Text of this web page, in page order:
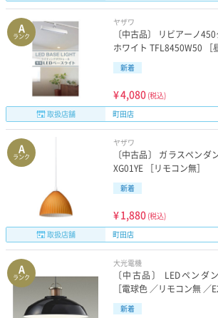
A
ランク
ヤザワ
〔中古品〕 リビアーノ
ホワイト TFL8450W50 ［
新着
¥4,080 (税込)
取扱店舗
町田店
A
ランク
ヤザワ
〔中古品〕 ガラスペン
XG01YE ［リモコン無］
新着
¥1,880 (税込)
取扱店舗
町田店
A
ランク
大光電機
〔中古品〕 LEDペンダ
［電球色 ／リモコン無 ／
新着